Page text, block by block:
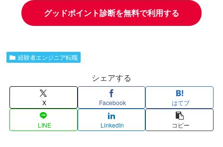
グッドポイント診断を無料で利用する
経験者エンジニア転職
シェアする
X Facebook はてブ
LINE LinkedIn コピー